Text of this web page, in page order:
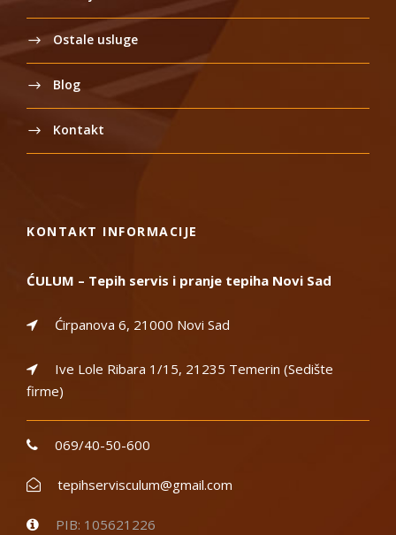
Ostale usluge
Blog
Kontakt
KONTAKT INFORMACIJE
ĆULUM – Tepih servis i pranje tepiha Novi Sad
Ćirpanova 6, 21000 Novi Sad
Ive Lole Ribara 1/15, 21235 Temerin (Sedište
firme)
069/40-50-600
tepihservisculum@gmail.com
PIB: 105621226